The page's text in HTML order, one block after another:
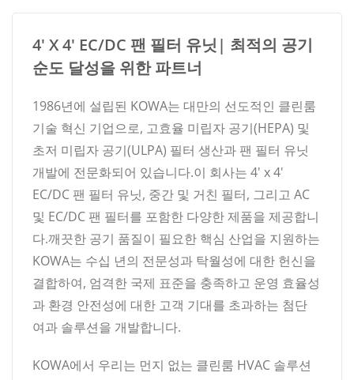
4' X 4' EC/DC 팬 필터 유닛| 최적의 공기
순도 달성을 위한 파트너
1986년에 설립된 KOWA는 대만의 선도적인 클린룸
기술 혁신 기업으로, 고효율 미립자 공기(HEPA) 및
초저 미립자 공기(ULPA) 필터 생산과 팬 필터 유닛
개발에 전문화되어 있습니다.이 회사는 4' x 4'
EC/DC 팬 필터 유닛, 중간 및 거친 필터, 그리고 AC
및 EC/DC 팬 필터를 포함한 다양한 제품을 제공합니
다.깨끗한 공기 품질이 필요한 핵심 산업을 지원하는
KOWA는 수십 년의 전문성과 탁월성에 대한 헌신을
결합하여, 엄격한 국제 표준을 충족하고 운영 효율성
과 환경 안전성에 대한 고객 기대를 초과하는 첨단
여과 솔루션을 개발합니다.
KOWA에서 우리는 먼지 없는 클린룸 HVAC 솔루션